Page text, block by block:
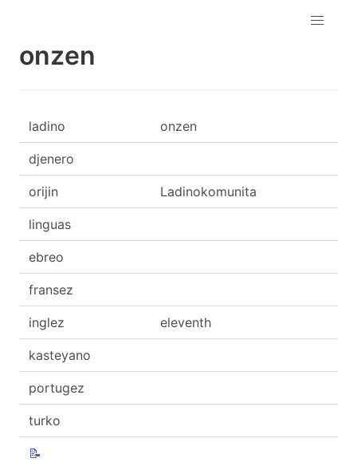
onzen
ladino onzen
djenero
orijin Ladinokomunita
linguas
ebreo
fransez
inglez eleventh
kasteyano
portugez
turko
📝